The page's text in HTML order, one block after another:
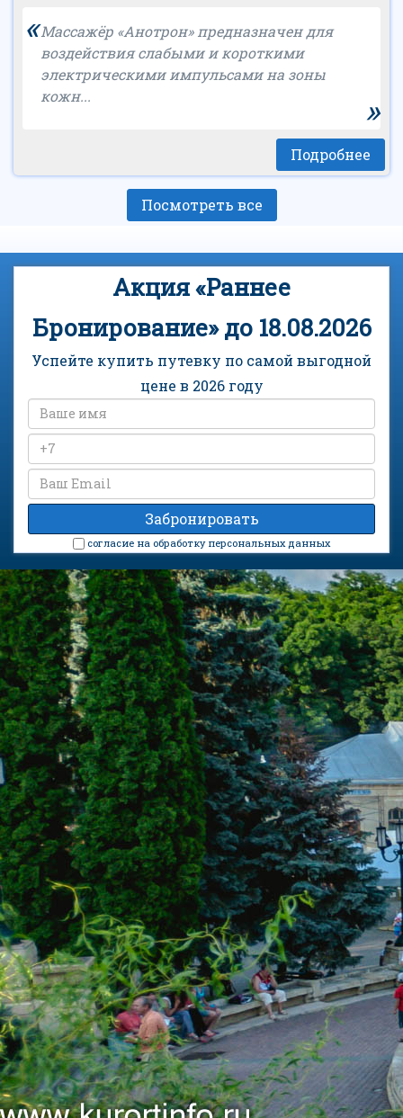
«Массажёр «Анотрон» предназначен для
воздействия слабыми и короткими
электрическими импульсами на зоны
кожн...
»
Подробнее
Посмотреть все
Акция «Раннее
Бронирование» до 18.08.2026
Успейте купить путевку по самой выгодной
цене в 2026 году
cогласие на обработку персональных данных
Санаторий «Истокъ» на карте
КОНТАКТЫ
ЕДИНОЙ СЛУЖБЫ БРОНИРОВАНИЯ:
8 (961) 444-23-23
(Бесплатный звонок)
kurortinfo@mail.ru
АДРЕС САНАТОРИЯ:
357600, г. Ессентуки, ул.
Анджиевского, 23.